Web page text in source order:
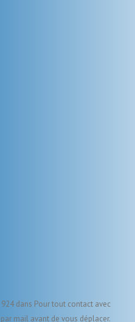
dans Pour tout contact avec
mail avant de vous déplacer.